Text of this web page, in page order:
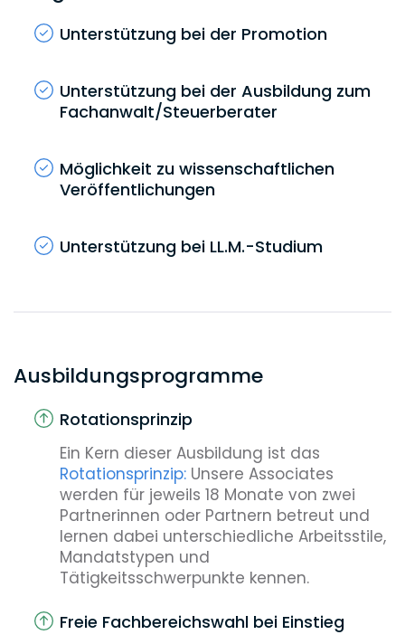
Unterstützung bei der Promotion
Unterstützung bei der Ausbildung zum
Fachanwalt/Steuerberater
Möglichkeit zu wissenschaftlichen
Veröffentlichungen
Unterstützung bei LL.M.-Studium
Ausbildungsprogramme
Rotationsprinzip
Ein Kern dieser Ausbildung ist das
Rotationsprinzip: Unsere Associates
werden für jeweils 18 Monate von zwei
Partnerinnen oder Partnern betreut und
lernen dabei unterschiedliche Arbeitsstile,
Mandatstypen und
Tätigkeitsschwerpunkte kennen.
Freie Fachbereichswahl bei Einstieg